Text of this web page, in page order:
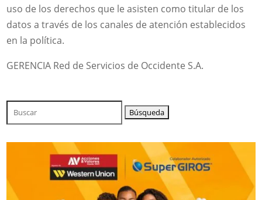
uso de los derechos que le asisten como titular de los
datos a través de los canales de atención establecidos
en la política.
GERENCIA Red de Servicios de Occidente S.A.